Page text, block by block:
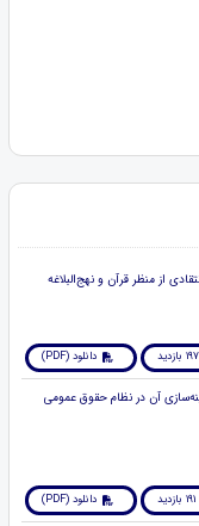
197 بازدید دانلود (PDF)
آن در نظام حقوق عمومی
191 بازدید دانلود (PDF)